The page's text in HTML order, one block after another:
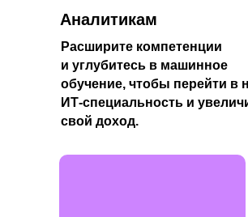
Аналитикам
Расширите компетенции
и углубитесь в машинное
обучение, чтобы перейти в
ИТ-специальность и
свой доход.